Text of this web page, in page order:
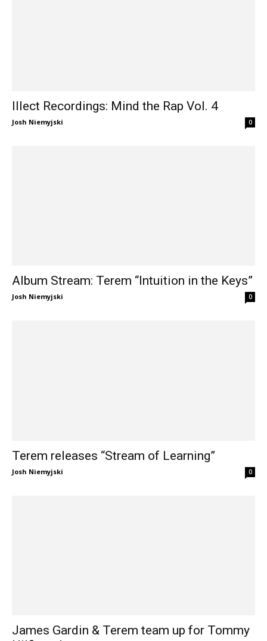
Illect Recordings: Mind the Rap Vol. 4
Josh Niemyjski 0
Album Stream: Terem “Intuition in the Keys”
Josh Niemyjski 0
Terem releases “Stream of Learning”
Josh Niemyjski 0
James Gardin & Terem team up for Tommy